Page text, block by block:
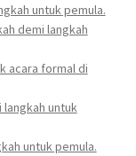
untuk pemula.
demi langkah
acara formal di
langkah untuk
untuk pemula.